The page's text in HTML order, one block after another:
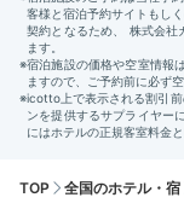
TOP 全国のホテル・宿